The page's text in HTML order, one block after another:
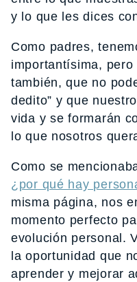
y lo que les dices
Como padres,
importantísima,
también, que no
dedito” y que
vida y se formarán
lo que nosotros
Como se
¿por qué hay
misma página, nos
momento perfecto
evolución personal.
la oportunidad que
aprender y mejorar